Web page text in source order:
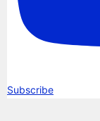
Subscribe